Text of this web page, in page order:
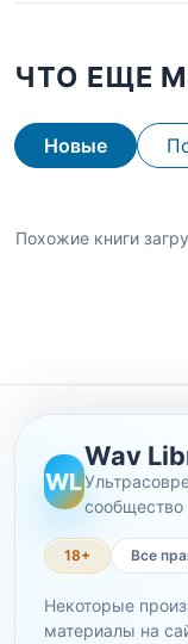
ЧТО ЕЩЕ
Новые
Похожие книги
WL
Wav
сообщество
18+ Все
Некоторые
материалы на